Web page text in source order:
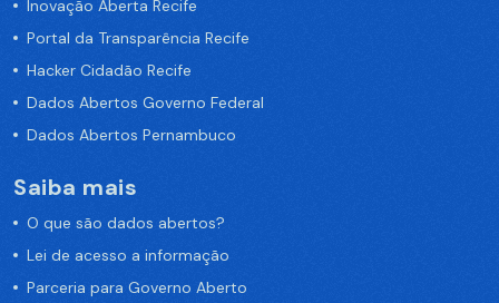
Inovação Aberta Recife
Portal da Transparência Recife
Hacker Cidadão Recife
Dados Abertos Governo Federal
Dados Abertos Pernambuco
Saiba mais
O que são dados abertos?
Lei de acesso a informação
Parceria para Governo Aberto